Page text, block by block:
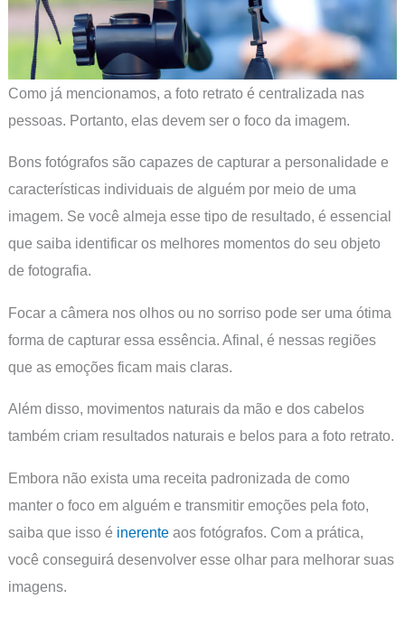
Como já mencionamos, a foto retrato é centralizada nas
pessoas. Portanto, elas devem ser o foco da imagem.
Bons fotógrafos são capazes de capturar a personalidade e
características individuais de alguém por meio de uma
imagem. Se você almeja esse tipo de resultado, é essencial
que saiba identificar os melhores momentos do seu objeto
de fotografia.
Focar a câmera nos olhos ou no sorriso pode ser uma ótima
forma de capturar essa essência. Afinal, é nessas regiões
que as emoções ficam mais claras.
Além disso, movimentos naturais da mão e dos cabelos
também criam resultados naturais e belos para a foto retrato.
Embora não exista uma receita padronizada de como
manter o foco em alguém e transmitir emoções pela foto,
saiba que isso é inerenteaos fotógrafos. Com a prática,
você conseguirá desenvolver esse olhar para melhorar suas
imagens.